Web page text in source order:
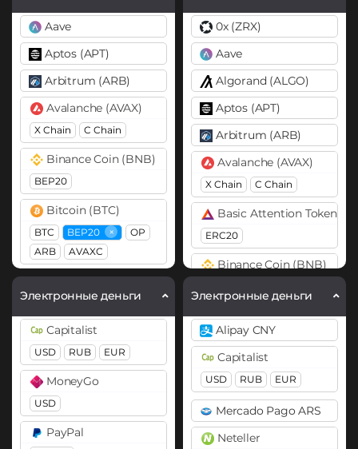
Aave
Aptos (APT)
Arbitrum (ARB)
Avalanche (AVAX)
X Chain C Chain
Binance Coin (BNB)
BEP20
Bitcoin (BTC)
BTC BEP20 ×
OP
ARB
AVAXC
Cosmos (ATOM)
DASH
Dogecoin (DOGE)
DOGE
Polkadot (DOT)
Электронные деньги
Capitalist
USD RUB EUR
MoneyGo
USD
PayPal
0x (ZRX)
Aave
Algorand (ALGO)
Aptos (APT)
Arbitrum (ARB)
Avalanche (AVAX)
X Chain C Chain
Basic Attention Token
ERC20
Binance Coin (BNB)
Bitcoin (BTC)
BTC Lightning
OP
ARB
AVAXC
Bitcoin Cash (BCH)
Bitcoin SV (BSV)
BitTorrent (BTT)
Электронные деньги
Alipay CNY
Capitalist
USD RUB EUR
Mercado Pago ARS
Neteller